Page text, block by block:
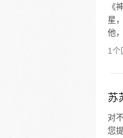
《
星
他，
1个
苏
对
您